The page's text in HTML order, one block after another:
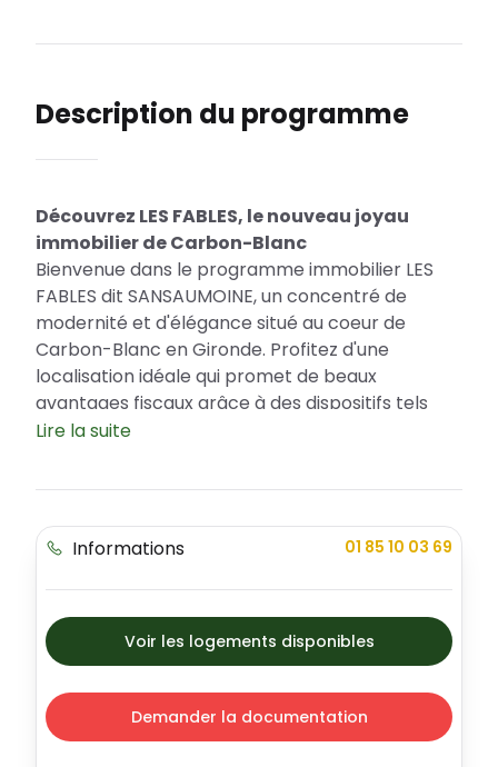
Description du programme
Découvrez LES FABLES, le nouveau joyau
immobilier de Carbon-Blanc
Bienvenue dans le programme immobilier LES
FABLES dit SANSAUMOINE, un concentré de
modernité et d'élégance situé au coeur de
Carbon-Blanc en Gironde. Profitez d'une
localisation idéale qui promet de beaux
avantages fiscaux grâce à des dispositifs tels
que le prêt à taux zéro (PTZ). Grâce à ses
incarne le luxe et l'innovation, un investissement
Un emplacement stratégique à Carbon-
dynamique et florissante de la Gironde; c'est
l'endroit rêvé pour démarrer une nouvelle vie, se
construire un patrimoine ou investir
sereinement. Le quartier où se situe la résidence
LES FABLES offre une sécurité irréprochable, un
Lire la suite
Informations 01 85 10 03 69
Voir les logements disponibles
Demander la documentation